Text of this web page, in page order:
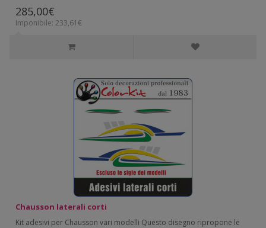
285,00€
Imponibile: 233,61€
Chausson laterali corti
Kit adesivi per Chausson vari modelli Questo disegno ripropone le